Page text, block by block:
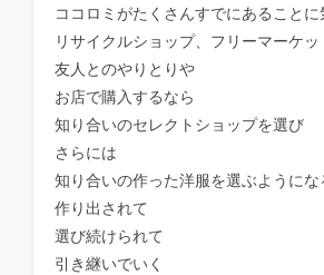
ココロミがたくさんすでにあることに
リサイクルショップ、フリーマーケッ
友人とのやりとりや
お店で購入するなら
知り合いのセレクトショップを選び
さらには
知り合いの作った洋服を選ぶようにな
作り出されて
選び続けられて
引き継いでいく